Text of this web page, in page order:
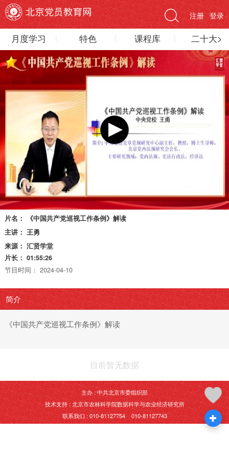
登录
注册
月度学习 特色 课程库 二十大>
片名：
《中国共产党巡视工作条例》解读
主讲： 王勇
来源： 汇贤学堂
片长： 01:55:26
节目时间： 2024-04-10
简介
《中国共产党巡视工作条例》解读
目前暂无数据
主办 : 中共北京市委组织部
技术支持 : 北京市农林科学院数据科学与农业经济研究所
联系我们 : 010-81127754 010-81127743